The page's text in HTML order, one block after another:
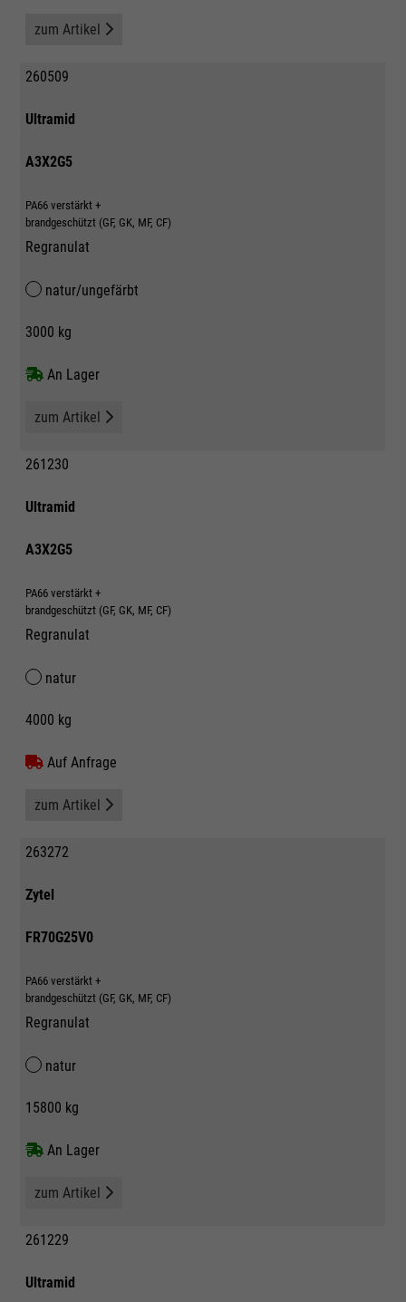
zum Artikel
260509
Ultramid
A3X2G5
PA66 verstärkt +
brandgeschützt (GF, GK, MF, CF)
Regranulat
natur/ungefärbt
3000 kg
An Lager
zum Artikel
261230
Ultramid
A3X2G5
PA66 verstärkt +
brandgeschützt (GF, GK, MF, CF)
Regranulat
natur
4000 kg
Auf Anfrage
zum Artikel
263272
Zytel
FR70G25V0
PA66 verstärkt +
brandgeschützt (GF, GK, MF, CF)
Regranulat
natur
15800 kg
An Lager
zum Artikel
261229
Ultramid